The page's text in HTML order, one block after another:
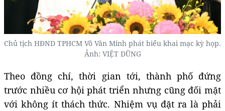
Chủ tịch HĐND TPHCM Võ Văn Minh phát biểu khai mạc kỳ họp.
Ảnh: VIỆT DŨNG
Theo đồng chí, thời gian tới, thành phố đứng
trước nhiều cơ hội phát triển nhưng cũng đối mặt
với không ít thách thức. Nhiệm vụ đặt ra là phải